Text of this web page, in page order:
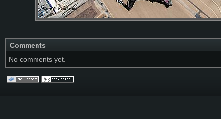
Comments
No comments yet.